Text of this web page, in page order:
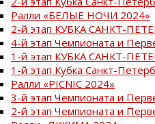
Ралли «БЕЛЫЕ НОЧИ 2024»
2-й этап КУБКА САНКТ-
4-й этап Чемпионата и
1-й этап КУБКА САНКТ-
1-й этап Кубка Санкт-
Ралли «PICNIC 2024»
3-й этап Чемпионата и
2-й этап Чемпионата и